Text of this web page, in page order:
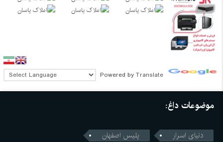
Powered by Translate
موضوعات داغ:
دنیای اسرار
پلیس اصفهان